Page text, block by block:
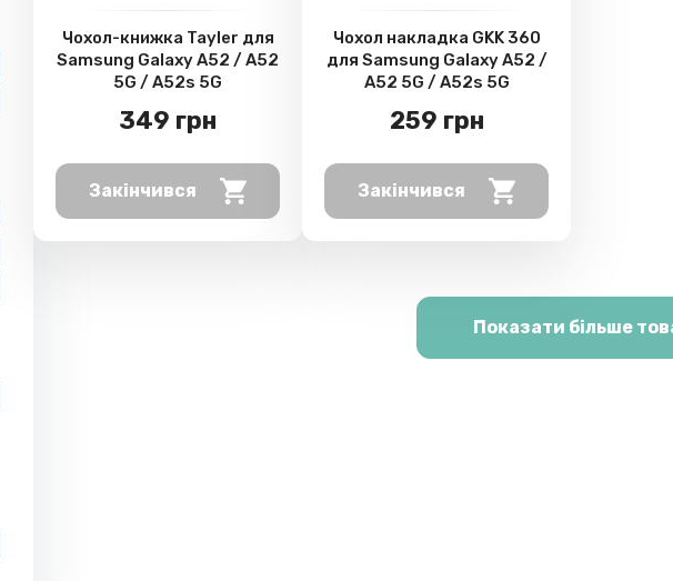
Чохол-книжка Tayler для
Samsung Galaxy A52 / A52
5G / A52s 5G
349 грн
Закінчився
Чохол накладка GKK 360
для Samsung Galaxy A52 /
A52 5G / A52s 5G
259 грн
Закінчився
Показати більше